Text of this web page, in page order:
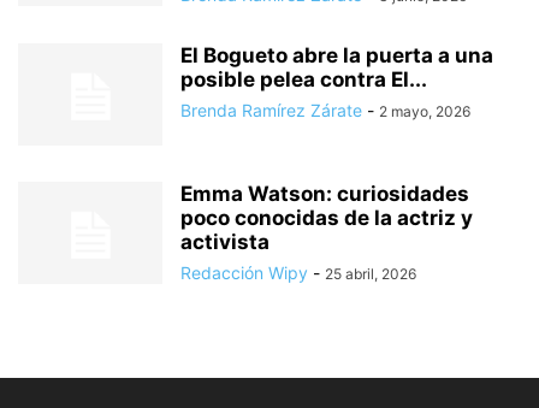
El Bogueto abre la puerta a una
posible pelea contra El...
Brenda Ramírez Zárate - 2 mayo, 2026
Emma Watson: curiosidades
poco conocidas de la actriz y
activista
Redacción Wipy - 25 abril, 2026